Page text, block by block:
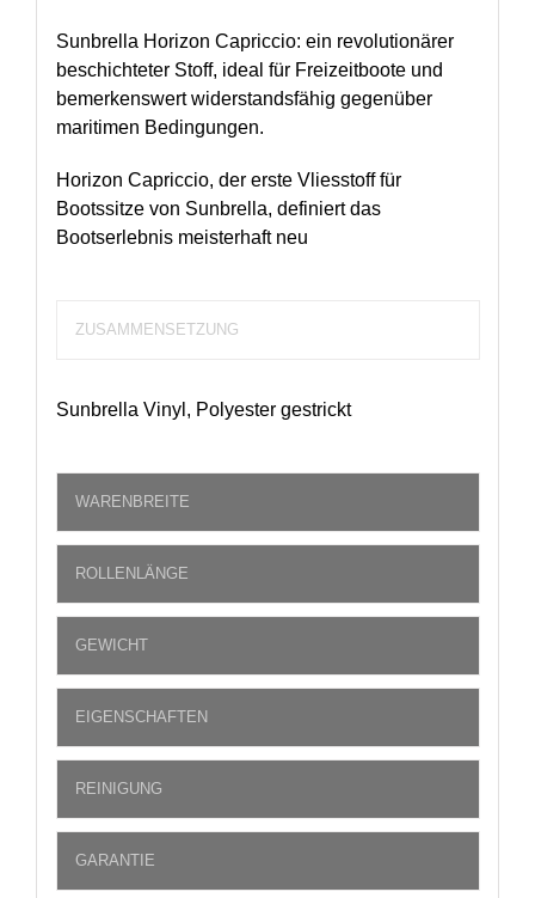
Sunbrella Horizon Capriccio: ein revolutionärer
beschichteter Stoff, ideal für Freizeitboote und
bemerkenswert widerstandsfähig gegenüber
maritimen Bedingungen.
Horizon Capriccio, der erste Vliesstoff für
Bootssitze von Sunbrella, definiert das
Bootserlebnis meisterhaft neu
ZUSAMMENSETZUNG
Sunbrella Vinyl, Polyester gestrickt
WARENBREITE
ROLLENLÄNGE
GEWICHT
EIGENSCHAFTEN
REINIGUNG
GARANTIE